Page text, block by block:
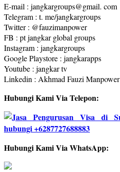
E-mail : jangkargroups@gmail. com
Telegram : t. me/jangkargroups
Twitter : @fauzimanpower
FB : pt jangkar global groups
Instagram : jangkargroups
Google Playstore : jangkarapps
Youtube : jangkar tv
Linkedin : Akhmad Fauzi Manpower
Hubungi Kami Via Telepon:
Hubungi Kami Via WhatsApp: